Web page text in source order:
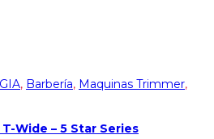
, Barbería, Maquinas Trimmer,
Wide – 5 Star Series